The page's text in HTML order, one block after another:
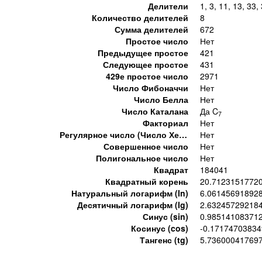
Делители
1, 3, 11, 13, 33,
Количество делителей
8
Сумма делителей
672
Простое число
Нет
Предыдущее простое
421
Следующее простое
431
429е простое число
2971
Число Фибоначчи
Нет
Число Белла
Нет
Число Каталана
Да C7
Факториал
Нет
Регулярное число (Число Хемминга)
Нет
Совершенное число
Нет
Полигональное число
Нет
Квадрат
184041
Квадратный корень
Натуральный логарифм (ln)
Десятичный логарифм (lg)
Синус (sin)
Косинус (cos)
-
Тангенс (tg)